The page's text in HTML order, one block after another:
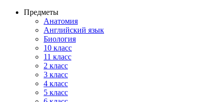
Предметы
Анатомия
Английский язык
Биология
10 класс
11 класс
2 класс
3 класс
4 класс
5 класс